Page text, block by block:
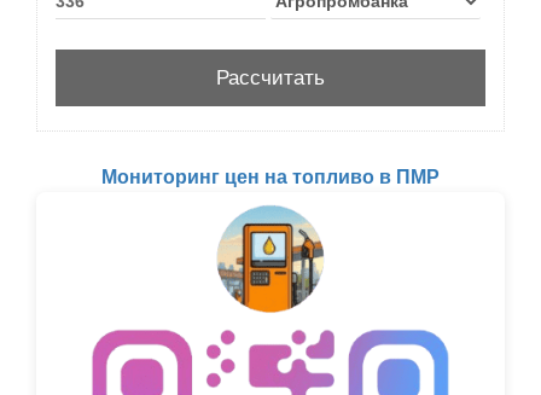
Мониторинг цен на топливо в ПМР